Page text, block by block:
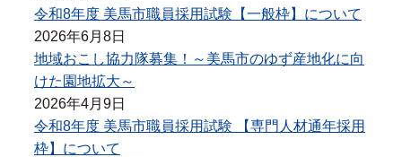
令和8年度 美馬市職員採用試験【一般枠】について
2026年6月8日
地域おこし協力隊募集！～美馬市のゆず産地化に向
けた園地拡大～
2026年4月9日
令和8年度 美馬市職員採用試験 【専門人材通年採用
枠】について